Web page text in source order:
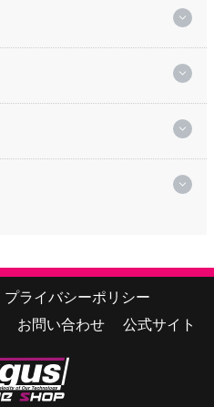
プライバシーポリシー
お問い合わせ 公式サイト